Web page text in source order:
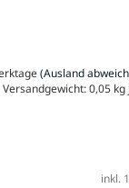
(Ausland
0,05 kg
inkl.